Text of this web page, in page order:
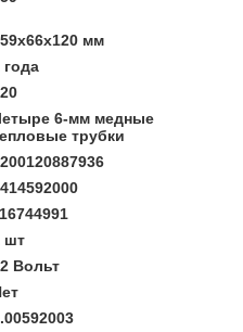
мм
года
6-мм медные
трубки
шт
Вольт